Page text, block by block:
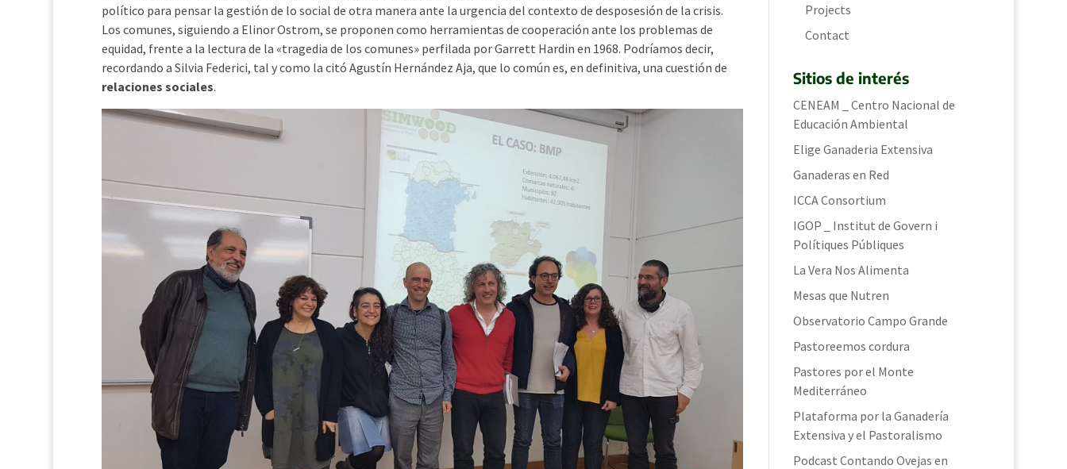
político para pensar la gestión de lo social de otra manera ante la urgencia del contexto de desposesión de la crisis.
Los comunes, siguiendo a Elinor Ostrom, se proponen como herramientas de cooperación ante los problemas de
equidad, frente a la lectura de la «tragedia de los comunes» perfilada por Garrett Hardin en 1968. Podríamos decir,
recordando a Silvia Federici, tal y como la citó Agustín Hernández Aja, que lo común es, en definitiva, una cuestión de
relaciones sociales.
Projects
Contact
Sitios de interés
CENEAM _ Centro Nacional de
Educación Ambiental
Elige Ganaderia Extensiva
Ganaderas en Red
ICCA Consortium
IGOP _ Institut de Govern i
Polítiques Públiques
La Vera Nos Alimenta
Mesas que Nutren
Observatorio Campo Grande
Pastoreemos cordura
Pastores por el Monte
Mediterráneo
Plataforma por la Ganadería
Extensiva y el Pastoralismo
Podcast Contando Ovejas en